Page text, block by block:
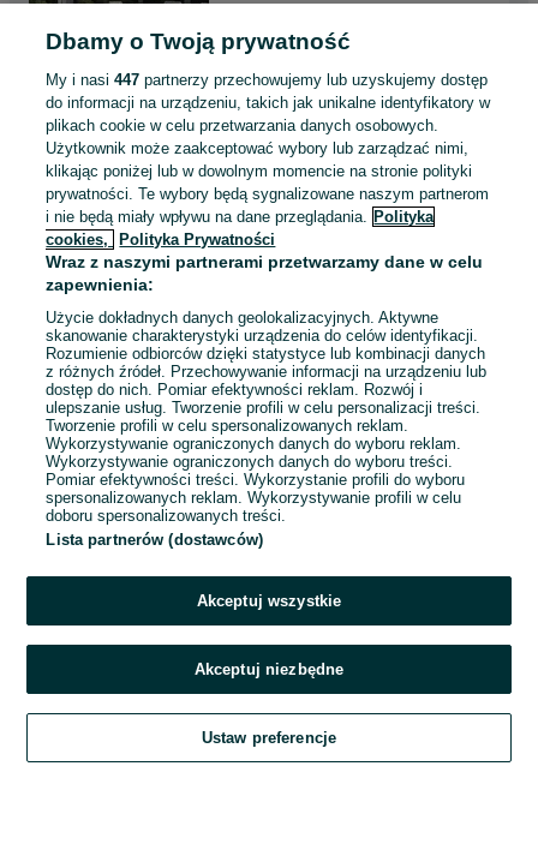
Tarnowskie Góry
Odświeżono dnia 03 sierpnia 2026
Okazja! Tanie płytki gresowe
120x120 Gat.2 w super cenie
65 zł/m2
65 zł
Lubliniec
Odświeżono dnia 03 sierpnia 2026
1 2
Zadzwoń / SMS
Szukaj Obserwujesz Dodaj Czat Konto
Dbamy o Twoją prywatność
My i nasi447 partnerzy przechowujemy lub uzyskujemy dostęp
do informacji na urządzeniu, takich jak unikalne identyfikatory w
plikach cookie w celu przetwarzania danych osobowych.
Użytkownik może zaakceptować wybory lub zarządzać nimi,
klikając poniżej lub w dowolnym momencie na stronie polityki
prywatności. Te wybory będą sygnalizowane naszym partnerom
i nie będą miały wpływu na dane przeglądania. Polityka
cookies,
Polityka Prywatności
Wraz z naszymi partnerami przetwarzamy dane w celu
zapewnienia:
Użycie dokładnych danych geolokalizacyjnych. Aktywne
skanowanie charakterystyki urządzenia do celów identyfikacji.
Rozumienie odbiorców dzięki statystyce lub kombinacji danych
z różnych źródeł. Przechowywanie informacji na urządzeniu lub
dostęp do nich. Pomiar efektywności reklam. Rozwój i
ulepszanie usług. Tworzenie profili w celu personalizacji treści.
Tworzenie profili w celu spersonalizowanych reklam.
Wykorzystywanie ograniczonych danych do wyboru reklam.
Wykorzystywanie ograniczonych danych do wyboru treści.
Pomiar efektywności treści. Wykorzystanie profili do wyboru
spersonalizowanych reklam. Wykorzystywanie profili w celu
doboru spersonalizowanych treści.
Lista partnerów (dostawców)
Akceptuj wszystkie
Akceptuj niezbędne
Ustaw preferencje